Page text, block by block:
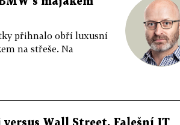
přihnalo obří luxusní
na střeše. Na
versus Wall Street. Falešní IT